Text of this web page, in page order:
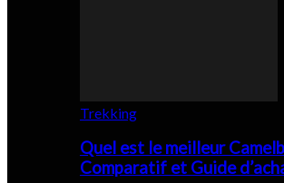
Trekking
Quel est le meilleur
Comparatif et Guide